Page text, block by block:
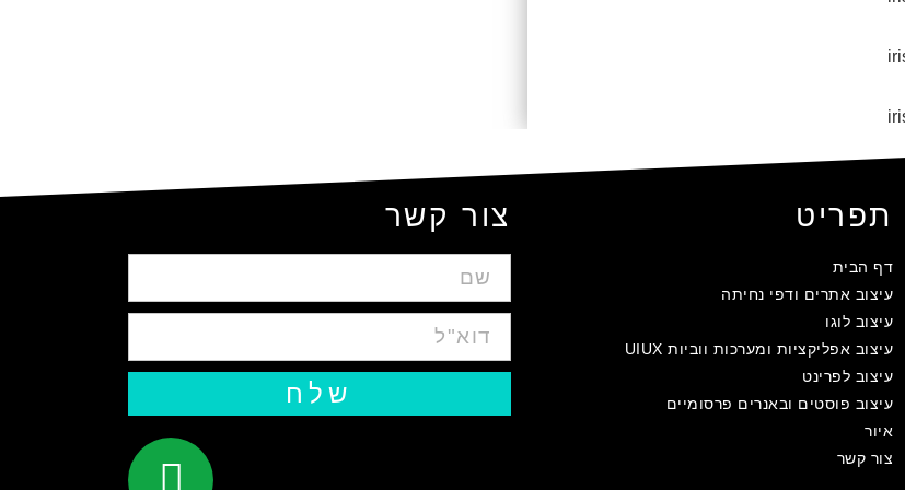
תפריט
דף הבית
עיצוב אתרים ודפי נחיתה
עיצוב לוגו
עיצוב אפליקציות ומערכות ווביות UIUX​
עיצוב לפרינט
עיצוב פוסטים ובאנרים פרסומיים
איור
צור קשר
צור קשר
שלח